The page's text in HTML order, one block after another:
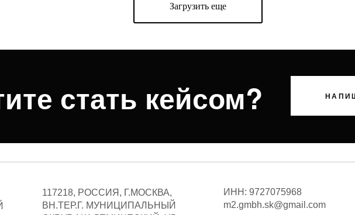
Загрузить еще
стать кейсом?
117218, РОССИЯ, Г.МОСКВА,
ВН.ТЕР.Г. МУНИЦИПАЛЬНЫЙ
ИНН: 9727075968
m2.gmbh.sk@gmail.com